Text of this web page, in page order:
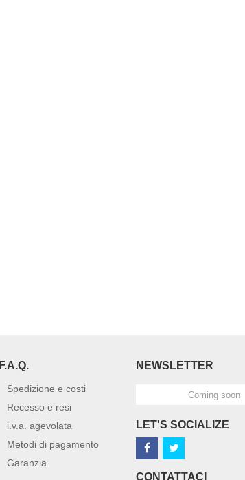
F.A.Q.
Spedizione e costi
Recesso e resi
i.v.a. agevolata
Metodi di pagamento
Garanzia
NEWSLETTER
LET'S SOCIALIZE
CONTATTACI